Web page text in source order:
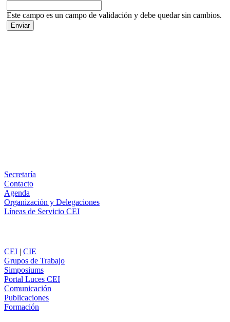
Este campo es un campo de validación y debe quedar sin cambios.
Secretaría
Contacto
Agenda
Organización y Delegaciones
Líneas de Servicio CEI
CEI | CIE
Grupos de Trabajo
Simposiums
Portal Luces CEI
Comunicación
Publicaciones
Formación